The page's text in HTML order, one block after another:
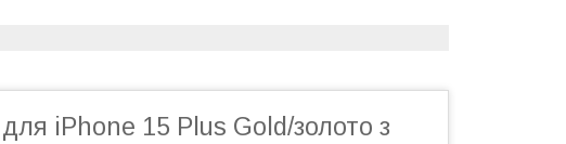
iPhone 15 Plus Gold/золото з